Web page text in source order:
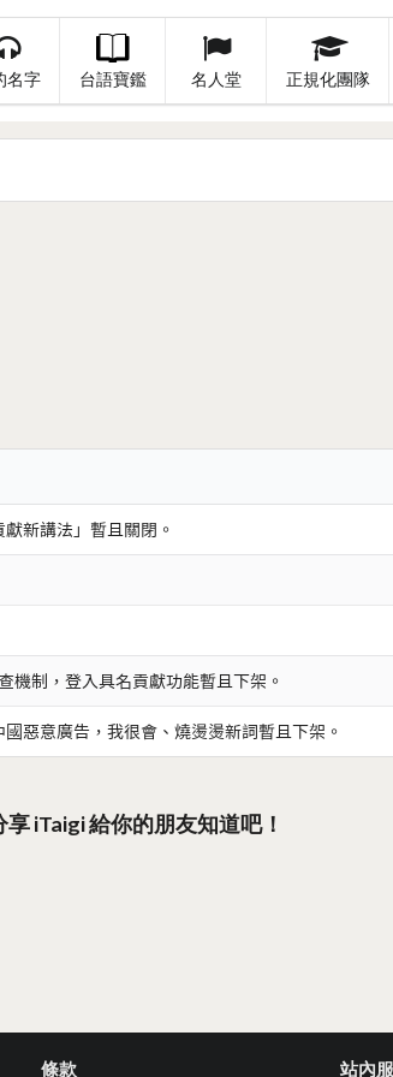
名字 台語寶鑑 名人堂 正規化團隊
新講法」暫且關閉。
機制，登入具名貢獻功能暫且下架。
惡意廣告，我很會、燒燙燙新詞暫且下架。
享 iTaigi 給你的朋友知道吧！
條款 站內